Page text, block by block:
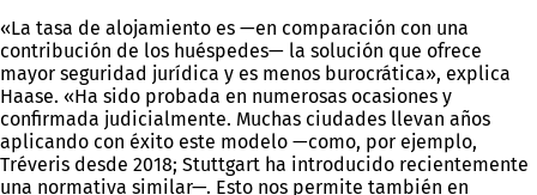
«La tasa de alojamiento es —en comparación con una
contribución de los huéspedes— la solución que ofrece
mayor seguridad jurídica y es menos burocrática», explica
Haase. «Ha sido probada en numerosas ocasiones y
confirmada judicialmente. Muchas ciudades llevan años
aplicando con éxito este modelo —como, por ejemplo,
Tréveris desde 2018; Stuttgart ha introducido recientemente
una normativa similar—. Esto nos permite también en